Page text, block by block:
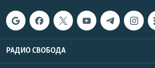
РАДИО СВОБОДА